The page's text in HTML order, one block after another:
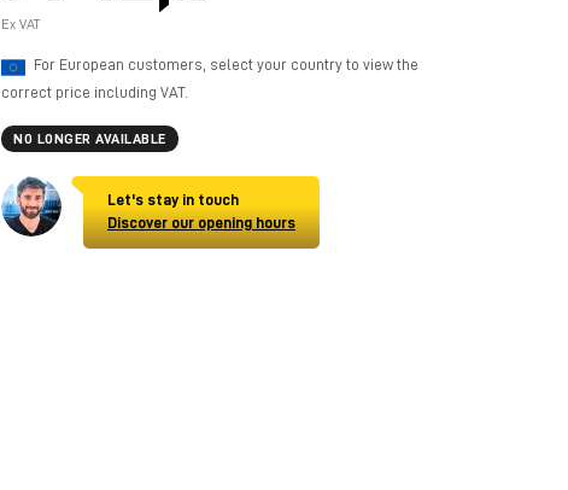
Ex VAT
For European customers, select your country to view the
correct price including VAT.
NO LONGER AVAILABLE
Let's stay in touch
Discover our opening hours